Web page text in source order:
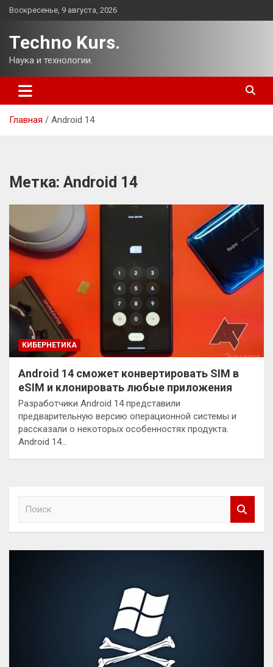
Перейти
Воскресенье, 9 августа, 2026
Techno Kurs.
Наука и технологии.
Главная Android 14
Метка: Android 14
КИБЕРНЕТИКА
Android 14 сможет конвертировать SIM в
eSIM и клонировать любые приложения
Разработчики Android 14 представили
предварительную версию операционной системы и
рассказали о некоторых особенностях продукта.
Android 14…
к